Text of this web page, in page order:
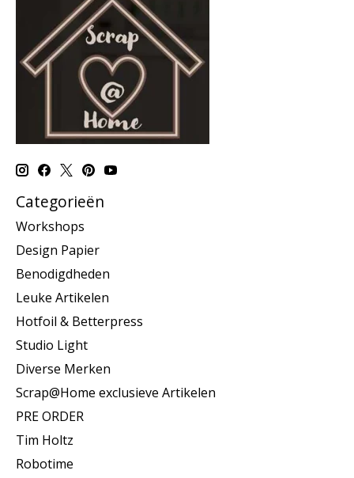
Categorieën
Workshops
Design Papier
Benodigdheden
Leuke Artikelen
Hotfoil & Betterpress
Studio Light
Diverse Merken
Scrap@Home exclusieve Artikelen
PRE ORDER
Tim Holtz
Robotime